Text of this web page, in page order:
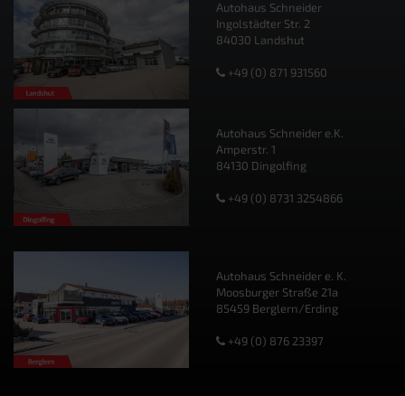
Autohaus Schneider
Ingolstädter Str. 2
84030 Landshut
+49 (0) 871 931560
Autohaus Schneider e.K.
Amperstr. 1
84130 Dingolfing
+49 (0) 8731 3254866
Autohaus Schneider e. K.
Moosburger Straße 21a
85459 Berglern/Erding
+49 (0) 876 23397